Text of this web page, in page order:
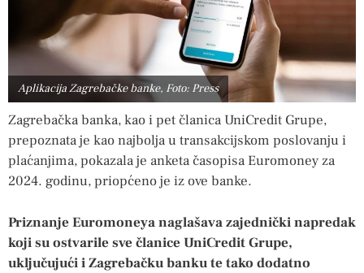
Aplikacija Zagrebačke banke, Foto: Press
Zagrebačka banka, kao i pet članica UniCredit Grupe,
prepoznata je kao najbolja u transakcijskom poslovanju i
plaćanjima, pokazala je anketa časopisa Euromoney za
2024. godinu, priopćeno je iz ove banke.
Priznanje Euromoneya naglašava zajednički napredak
koji su ostvarile sve članice UniCredit Grupe,
uključujući i Zagrebačku banku te tako dodatno